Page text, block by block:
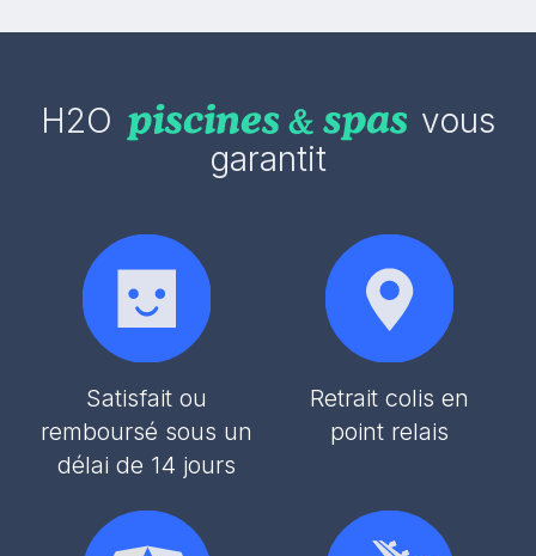
H2O
vous
garantit
Satisfait ou
remboursé sous un
délai de 14 jours
Retrait colis en
point relais